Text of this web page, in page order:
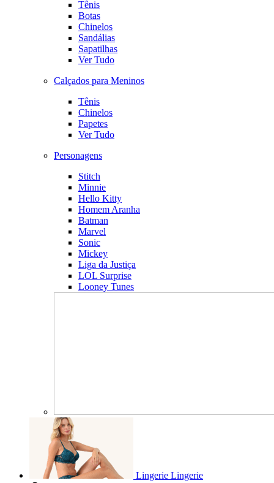
Tênis
Botas
Chinelos
Sandálias
Sapatilhas
Ver Tudo
Calçados para Meninos
Tênis
Chinelos
Papetes
Ver Tudo
Personagens
Stitch
Minnie
Hello Kitty
Homem Aranha
Batman
Marvel
Sonic
Mickey
Liga da Justiça
LOL Surprise
Looney Tunes
Lingerie Lingerie